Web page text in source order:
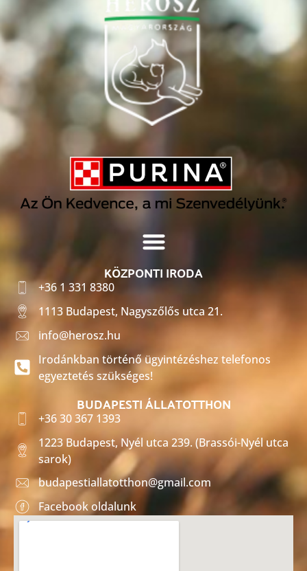
KÖZPONTI IRODA
+36 1 331 8380
1113 Budapest, Nagyszőlős utca 21.
info@herosz.hu
Irodánkban történő ügyintézéshez telefonos
egyeztetés szükséges!
BUDAPESTI ÁLLATOTTHON
+36 30 367 1393
1223 Budapest, Nyél utca 239. (Brassói-Nyél utca
sarok)
budapestiallatotthon@gmail.com
Facebook oldalunk